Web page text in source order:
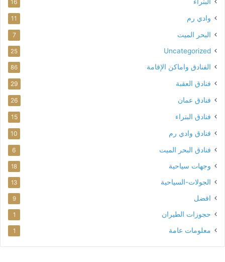
16
وادي رم 11
البحر الميت 7
Uncategorized
25
الفنادق واماكن الإقامة 86
فنادق العقبة 29
فنادق عمان 26
فنادق البتراء 15
فنادق وادي رم 10
فنادق البحر الميت 6
وجهات سياحية 18
الجولات-السياحية 13
افضل 9
حجوزات الطيران 1
معلومات عامة 1